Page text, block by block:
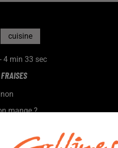
cuisine
4 min 33 sec
mange ?